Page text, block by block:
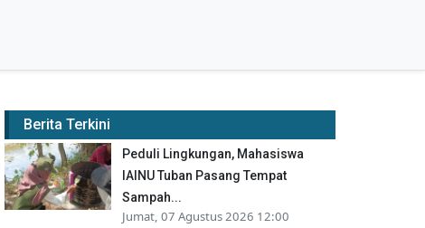
Berita Terkini
Peduli Lingkungan, Mahasiswa
IAINU Tuban Pasang Tempat
Sampah...
Jumat, 07 Agustus 2026 12:00